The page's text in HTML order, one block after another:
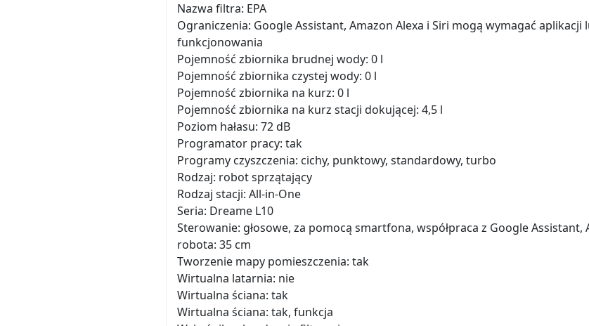
Nazwa filtra: EPA
Ograniczenia: Google Assistant, Amazon Alexa i Siri mogą wymagać
funkcjonowania
Pojemność zbiornika brudnej wody: 0 l
Pojemność zbiornika czystej wody: 0 l
Pojemność zbiornika na kurz: 0 l
Pojemność zbiornika na kurz stacji dokującej: 4,5 l
Poziom hałasu: 72 dB
Programator pracy: tak
Programy czyszczenia: cichy, punktowy, standardowy, turbo
Rodzaj: robot sprzątający
Rodzaj stacji: All-in-One
Seria: Dreame L10
Sterowanie: głosowe, za pomocą smartfona, współpraca z Google Assistant,
robota: 35 cm
Tworzenie mapy pomieszczenia: tak
Wirtualna latarnia: nie
Wirtualna ściana: tak
Wirtualna ściana: tak, funkcja